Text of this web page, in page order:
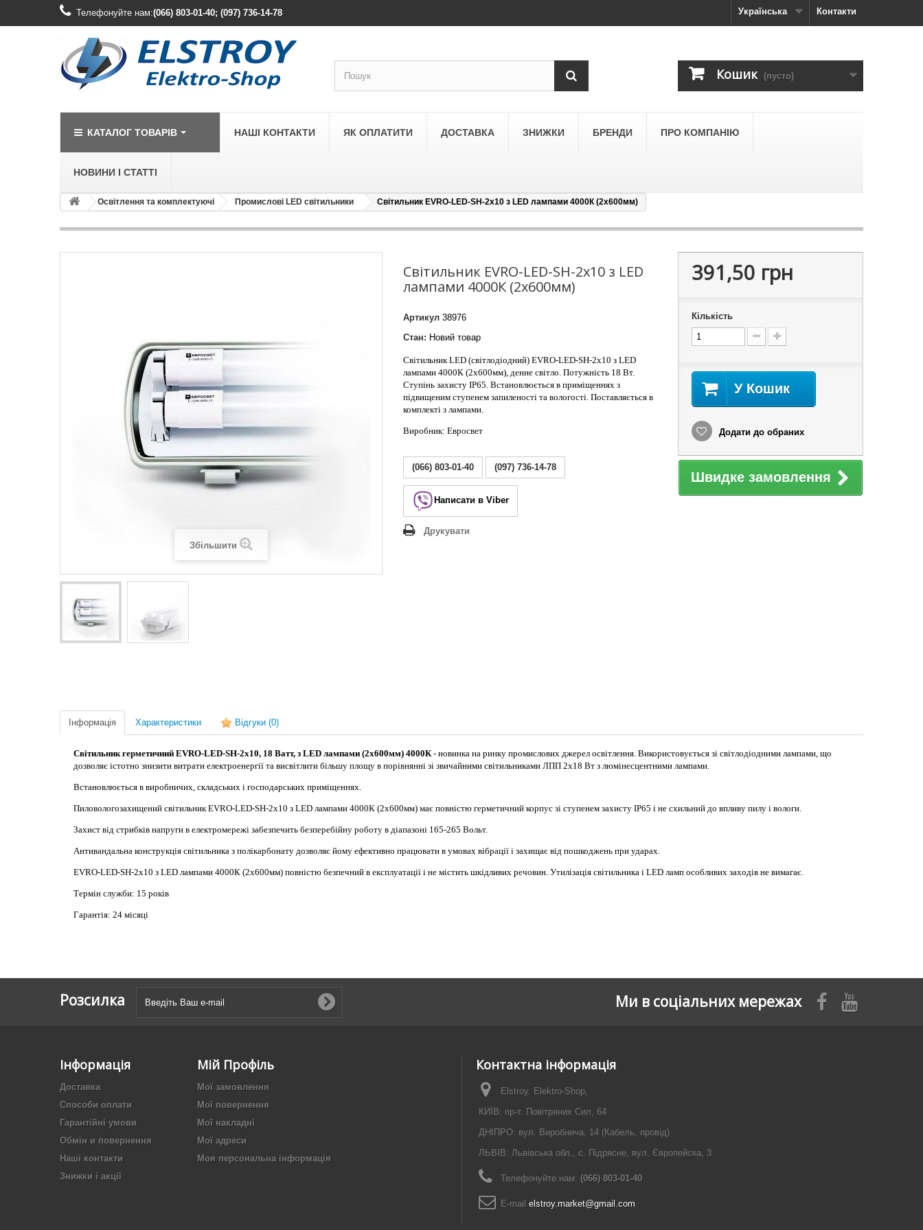
Контакти
Телефонуйте нам:(066) 803-01-40; (097) 736-14-78 Українська
Кошик (пусто)
КАТАЛОГ ТОВАРІВ
LEGRAND
Legrand Valena Allure
LEGRAND
LEZARD
Lezard Deriy
НАШІ КОНТАКТИ ЯК ОПЛАТИТИ ДОСТАВКА ЗНИЖКИ БРЕНДИ ПРО КОМПАНІЮ
НОВИНИ І СТАТТІ
Освітлення та комплектуючі Промислові LED світильники Світильник EVRO-LED-SH-2х10 з LED лампами 4000К (2х600мм)
Збільшити
Світильник EVRO-LED-SH-2х10 з LED
лампами 4000К (2х600мм)
Артикул 38976
Стан: Новий товар
Світильник LED (світлодіодний) EVRO-LED-SH-2х10 з LED
лампами 4000К (2х600мм), денне світло. Потужність 18 Вт.
Ступінь захисту IP65. Встановлюється в приміщеннях з
підвищеним ступенем запиленості та вологості. Поставляється в
комплекті з лампами.
Виробник: Евросвет
(066) 803-01-40 (097) 736-14-78
Написати в Viber
Друкувати
391,50 грн
Кількість
У Кошик
Додати до обраних
Швидке замовлення
Інформація Характеристики Відгуки (0)
Світильник герметичний EVRO-LED-SH-2х10, 18 Ватт, з LED лампами (2х600мм) 4000К- новинка на ринку промислових джерел освітлення. Використовується зі світлодіодними лампами, що
дозволяє істотно знизити витрати електроенергії та висвітлити більшу площу в порівнянні зі звичайними світильниками ЛПП 2х18 Вт з люмінесцентними лампами.
Встановлюється в виробничих, складських і господарських приміщеннях.
Пиловологозахищений світильник EVRO-LED-SH-2х10 з LED лампами 4000К (2х600мм) має повністю герметичний корпус зі ступенем захисту IP65 і не схильний до впливу пилу і вологи.
Захист від стрибків напруги в електромережі забезпечить безперебійну роботу в діапазоні 165-265 Вольт.
Антивандальна конструкція світильника з полікарбонату дозволяє йому ефективно працювати в умовах вібрації і захищає від пошкоджень при ударах.
EVRO-LED-SH-2х10 з LED лампами 4000К (2х600мм) повністю безпечний в експлуатації і не містить шкідливих речовин. Утилізація світильника і LED ламп особливих заходів не вимагає.
Термін служби: 15 років
Гарантія: 24 місяці
Розсилка Ми в соціальних мережах
Інформація
Доставка
Способи оплати
Гарантійні умови
Обмін и повернення
Наші контакти
Знижки і акції
Мій Профіль
Мої замовлення
Мої повернення
Мої накладні
Мої адреси
Моя персональна інформація
Контактна інформація
Elstroy. Elektro-Shop,
КИЇВ: пр-т. Повітряних Сил, 64
ДНІПРО: вул. Виробнича, 14 (Кабель, провід)
ЛЬВІВ: Львівська обл., с. Підрясне, вул. Європейска, 3
Телефонуйте нам: (066) 803-01-40
E-maіl elstroy.market@gmail.com